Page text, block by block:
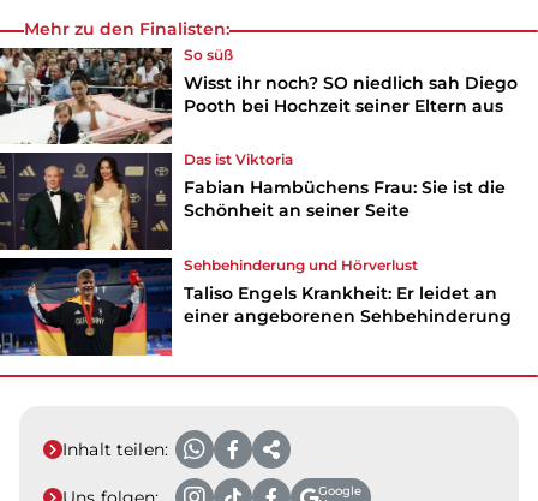
Mehr zu den Finalisten:
So süß
Wisst ihr noch? SO niedlich sah Diego
Pooth bei Hochzeit seiner Eltern aus
Das ist Viktoria
Fabian Hambüchens Frau: Sie ist die
Schönheit an seiner Seite
Sehbehinderung und Hörverlust
Taliso Engels Krankheit: Er leidet an
einer angeborenen Sehbehinderung
Inhalt teilen:
Google